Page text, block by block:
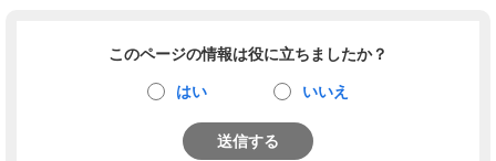
このページの情報は役に立ちましたか？
はい いいえ
送信する